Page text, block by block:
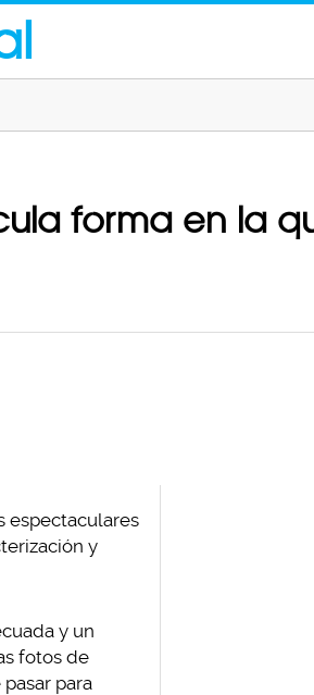
forma en la
espectaculares
y
y un
fotos de
para